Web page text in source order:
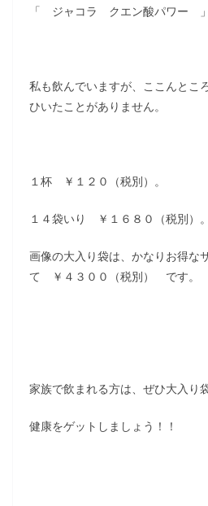
「 ジャコラ クエン酸パワー 」
私も飲んでいますが、ここんと
ひいたことがありません。
１杯 ￥１２０（税別）。
１４袋いり ￥１６８０（税別）。
画像の大入り袋は、かなりお得な
て ￥４３００（税別） です。
家族で飲まれる方は、ぜひ大入り袋
健康をゲットしましょう！！